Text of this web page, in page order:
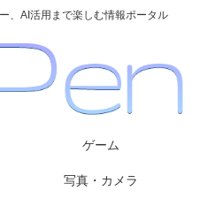
、AI活用まで楽しむ情報ポータル
ゲーム
写真・カメラ